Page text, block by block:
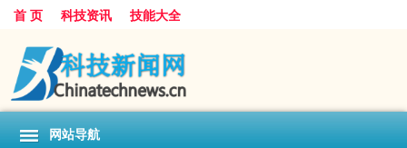
首 页 科技资讯 技能大全
网站导航